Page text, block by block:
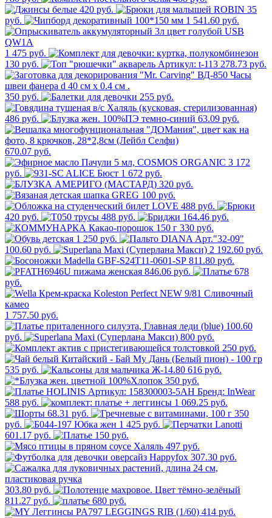
420 руб.
35
руб.
1 541.60 руб.
1 475 руб.
130 руб.
278.73 руб.
350 руб. 255 руб.
486 руб. 63.09 руб.
670.07 руб.
3 172
руб.
1 672 руб.
320 руб.
100 руб.
488 руб.
420 руб.
488 руб.
164.46 руб.
330 руб.
1 250 руб.
100.60 руб.
2 192.60 руб.
811.80 руб.
846.06 руб.
678
руб.
1 757.50 руб.
100.60
руб.
800 руб.
250 руб.
535 руб.
616 руб.
350 руб.
588 руб.
1 069.25 руб.
68.31 руб.
350
руб.
1 425 руб.
601.17 руб.
150 руб.
497 руб.
307.30 руб.
303.80 руб.
811.27 руб.
680 руб.
414 руб.